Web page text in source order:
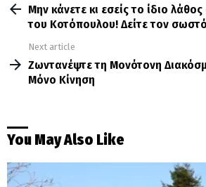
more Μην κάνετε κι εσείς το ίδιο
του Κοτόπουλου! Δείτε τον
Next article
Ζωντανέψτε τη Μονότονη
Μόνο Κίνηση
You May Also Like